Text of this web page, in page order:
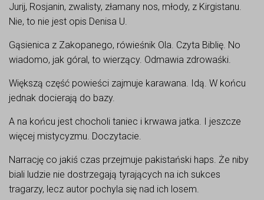
Jurij, Rosjanin, zwalisty, złamany nos, młody, z Kirgistanu.
Nie, to nie jest opis Denisa U.
Gąsienica z Zakopanego, rówieśnik Ola. Czyta Biblię. No
wiadomo, jak góral, to wierzący. Odmawia zdrowaśki.
Większą część powieści zajmuje karawana. Idą. W końcu
jednak docierają do bazy.
A na końcu jest chocholi taniec i krwawa jatka. I jeszcze
więcej mistycyzmu. Doczytacie.
Narrację co jakiś czas przejmuje pakistański haps. Że niby
biali ludzie nie dostrzegają tyrających na ich sukces
tragarzy, lecz autor pochyla się nad ich losem.